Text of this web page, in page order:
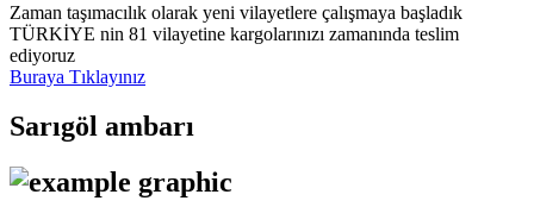
Zaman taşımacılık olarak yeni vilayetlere çalışmaya başladık
TÜRKİYE nin 81 vilayetine kargolarınızı zamanında teslim
ediyoruz
Buraya Tıklayınız
Sarıgöl ambarı